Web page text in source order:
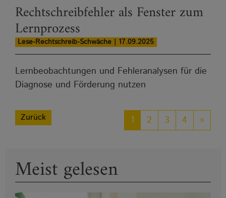
Rechtschreibfehler als Fenster zum
Lernprozess
Lese-Rechtschreib-Schwäche | 17.09.2025
Lernbeobachtungen und Fehleranalysen für die
Diagnose und Förderung nutzen
Zurück 1 2 3 4 »
Meist gelesen